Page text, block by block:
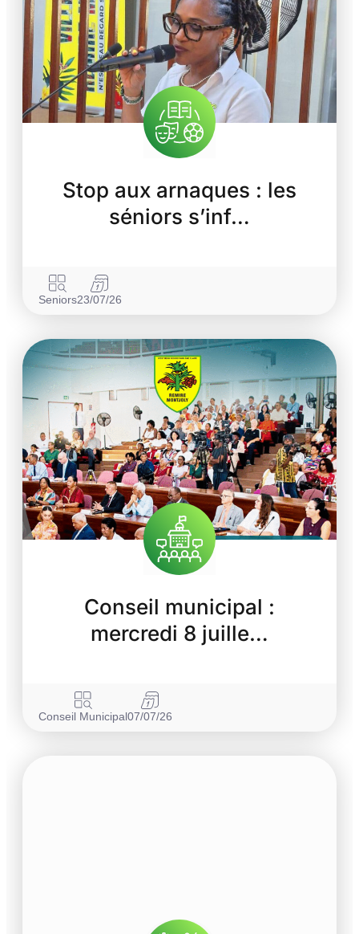
Stop aux arnaques : les
séniors s’inf…
Seniors23/07/26
Conseil municipal :
mercredi 8 juille…
Conseil Municipal07/07/26